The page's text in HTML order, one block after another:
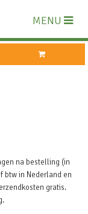
MENU
na bestelling (in
btw in Nederland en
gratis.